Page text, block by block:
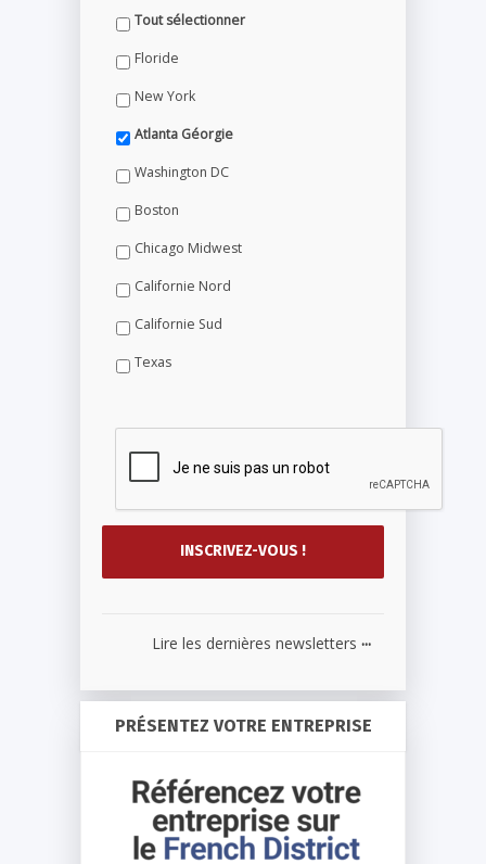
Tout sélectionner
Floride
New York
Atlanta Géorgie
Washington DC
Boston
Chicago Midwest
Californie Nord
Californie Sud
Texas
Lire les dernières newsletters ...
PRÉSENTEZ VOTRE ENTREPRISE